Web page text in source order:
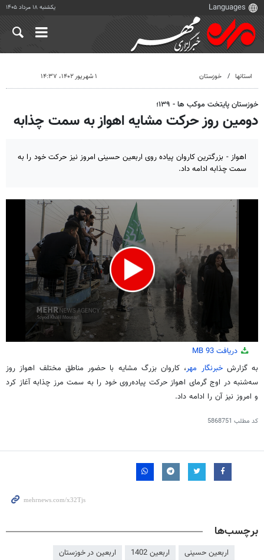
یکشنبه ۱۸ مرداد ۱۴۰۵
استانها خوزستان ۱ شهریور ۱۴۰۲، ۱۴:۳۷
خوزستان پایتخت موکب ها - ۱۳۹؛
دومین روز حرکت مشایه اهواز به سمت چذابه
اهواز - بزرگترین کاروان پیاده روی اربعین حسینی امروز نیز حرکت خود را به
سمت چذابه ادامه داد.
0
of
2
minutes,
دریافت 93 MB
به گزارشخبرنگار مهر، کاروان بزرگ مشایه با حضور مناطق مختلف اهواز روز
سه‌شنبه در اوج گرمای اهواز حرکت پیاده‌روی خود را به سمت مرز چذابه آغاز کرد
و امروز نیز آن را ادامه داد.
کد مطلب 5868751
برچسب‌ها
اربعین حسینی اربعین 1402 اربعین در خوزستان